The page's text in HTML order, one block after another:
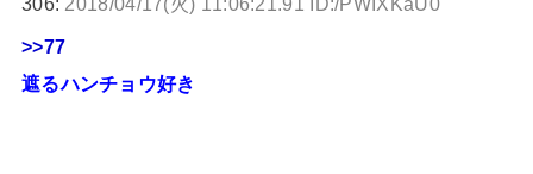
>>77
遮るハンチョウ好き